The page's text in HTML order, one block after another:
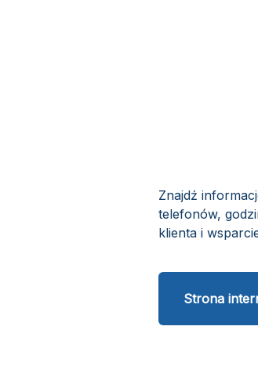
Znajdź
telefonów,
klienta i
Strona